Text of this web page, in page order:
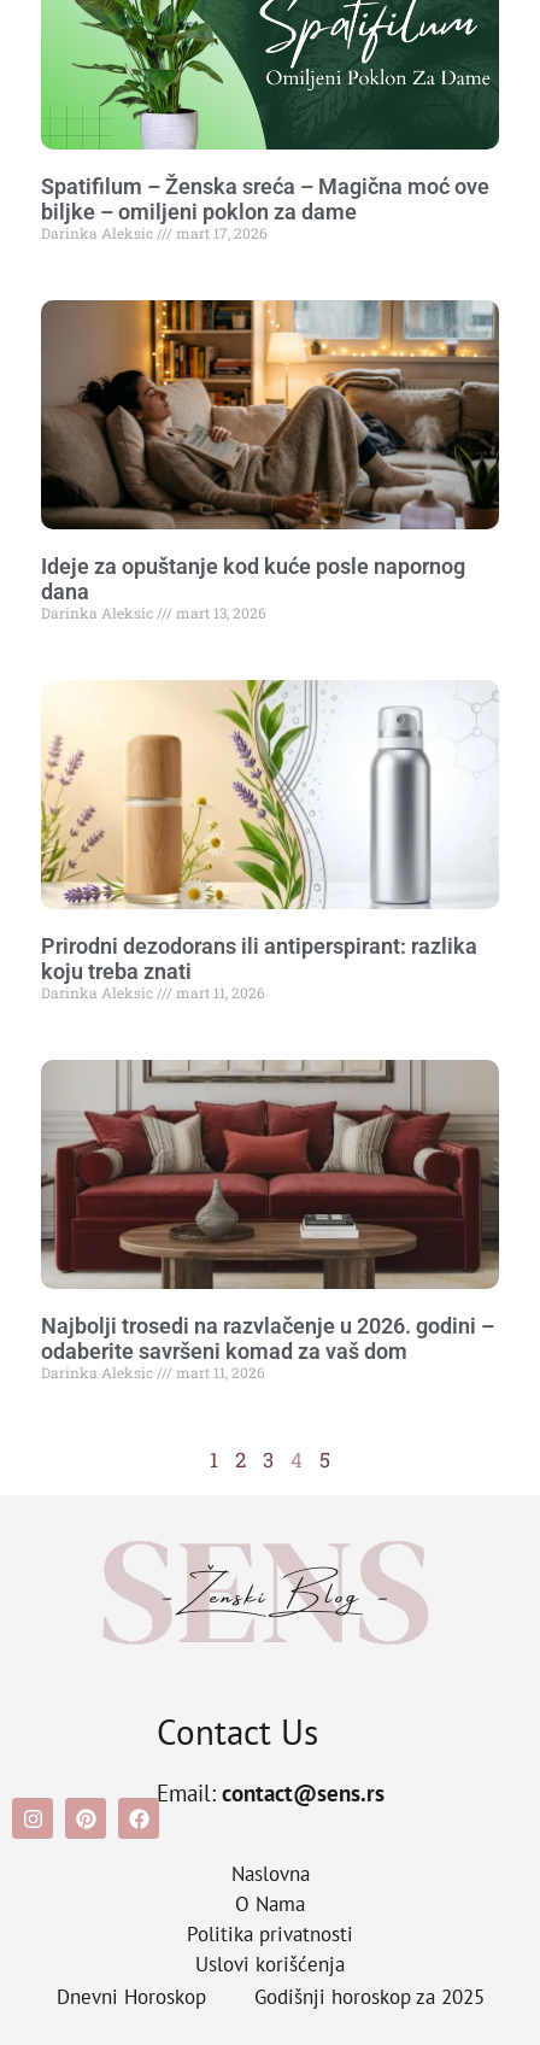
Spatifilum – Ženska sreća – Magična moć ove
biljke – omiljeni poklon za dame
Darinka Aleksic mart 17, 2026
Ideje za opuštanje kod kuće posle napornog
dana
Darinka Aleksic mart 13, 2026
Prirodni dezodorans ili antiperspirant: razlika
koju treba znati
Darinka Aleksic mart 11, 2026
Najbolji trosedi na razvlačenje u 2026. godini –
odaberite savršeni komad za vaš dom
Darinka Aleksic mart 11, 2026
1 2 3 4 5
Contact Us
Email: contact@sens.rs
Naslovna
O Nama
Politika privatnosti
Uslovi korišćenja
Dnevni Horoskop
Godišnji horoskop za 2025